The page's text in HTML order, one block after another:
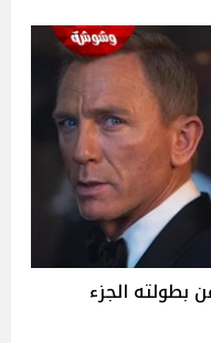
بطولته الجزء